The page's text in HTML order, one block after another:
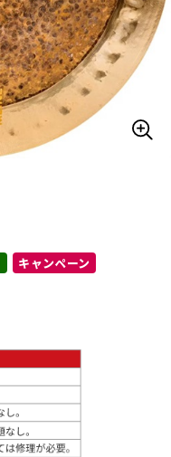
その他楽器
エフェクター
ヴィンテージ
キャンペーン